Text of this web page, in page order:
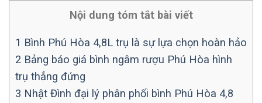
Nội dung tóm tắt bài viết
1 Bình Phú Hòa 4,8L trụ là sự lựa chọn hoàn hảo
2 Bảng báo giá bình ngâm rượu Phú Hòa hình
trụ thẳng đứng
3 Nhật Đình đại lý phân phối bình Phú Hòa 4,8